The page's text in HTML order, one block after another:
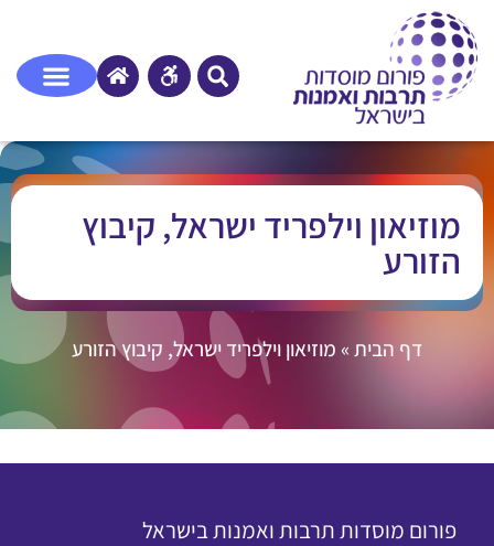
מוזיאון וילפריד ישראל, קיבוץ
הזורע
דף הבית» מוזיאון וילפריד ישראל, קיבוץ הזורע
פורום מוסדות תרבות ואמנות בישראל